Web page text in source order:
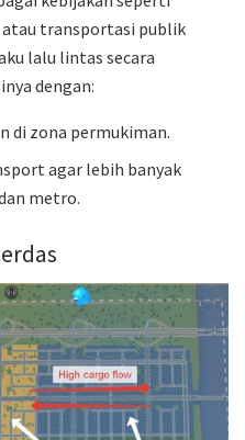
transportasi publik
lalu lintas secara
dengan:
di zona permukiman.
agar lebih banyak
metro.